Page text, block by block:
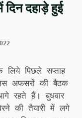
दहाड़े हुई
लिये पिछले सप्ताह
अफसरों की बैठक
रहते हैं। बुधवार
की तैयारी में लगे